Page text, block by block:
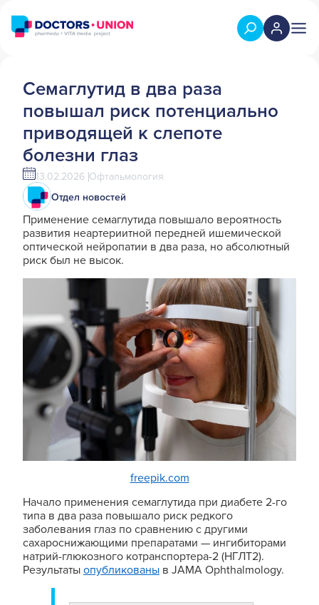
Семаглутид в два раза
повышал риск потенциально
приводящей к слепоте
болезни глаз
13.02.2026 Офтальмология
Отдел новостей
Применение семаглутида повышало вероятность
развития неартериитной передней ишемической
оптической нейропатии в два раза, но абсолютный
риск был не высок.
freepik.com
Начало применения семаглутида при диабете 2-го
типа в два раза повышало риск редкого
заболевания глаз по сравнению с другими
сахароснижающими препаратами — ингибиторами
натрий-глюкозного котранспортера-2 (НГЛТ2).
Результаты опубликованы в JAMA Ophthalmology.